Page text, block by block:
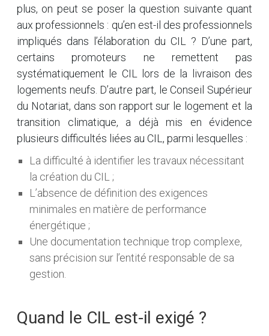
plus, on peut se poser la question suivante quant
aux professionnels : qu’en est-il des professionnels
impliqués dans l’élaboration du CIL ? D’une part,
certains promoteurs ne remettent pas
systématiquement le CIL lors de la livraison des
logements neufs. D’autre part, le Conseil Supérieur
du Notariat, dans son rapport sur le logement et la
transition climatique, a déjà mis en évidence
plusieurs difficultés liées au CIL, parmi lesquelles :
La difficulté à identifier les travaux nécessitant
la création du CIL ;
L’absence de définition des exigences
minimales en matière de performance
énergétique ;
Une documentation technique trop complexe,
sans précision sur l’entité responsable de sa
gestion.
Quand le CIL est-il exigé ?